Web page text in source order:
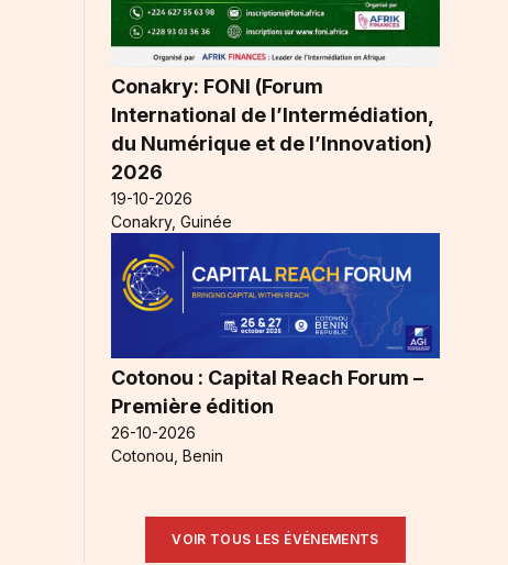
Conakry: FONI (Forum
International de l’Intermédiation,
du Numérique et de l’Innovation)
2026
19-10-2026
Conakry, Guinée
Cotonou : Capital Reach Forum –
Première édition
26-10-2026
Cotonou, Benin
VOIR TOUS LES ÉVÉNEMENTS